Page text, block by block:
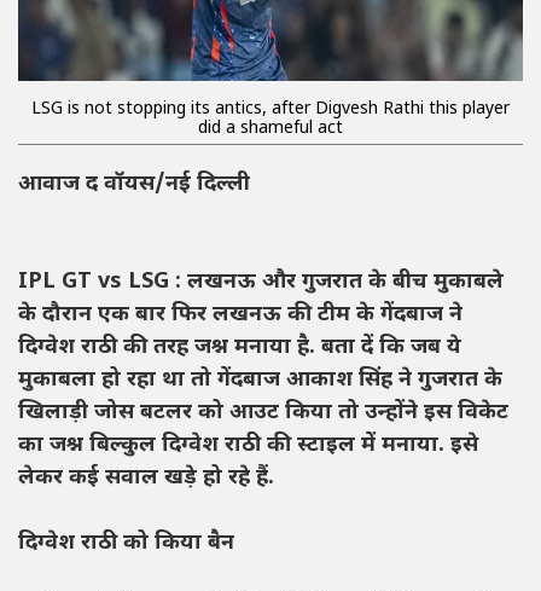
LSG is not stopping its antics, after Digvesh Rathi this player
did a shameful act
आवाज द वॉयस/नई दिल्ली
IPL GT vs LSG : लखनऊ और गुजरात के बीच मुकाबले
के दौरान एक बार फिर लखनऊ की टीम के गेंदबाज ने
दिग्वेश राठी की तरह जश्न मनाया है. बता दें कि जब ये
मुकाबला हो रहा था तो गेंदबाज आकाश सिंह ने गुजरात के
खिलाड़ी जोस बटलर को आउट किया तो उन्होंने इस विकेट
का जश्न बिल्कुल दिग्वेश राठी की स्टाइल में मनाया. इसे
लेकर कई सवाल खड़े हो रहे हैं.
दिग्वेश राठी को किया बैन